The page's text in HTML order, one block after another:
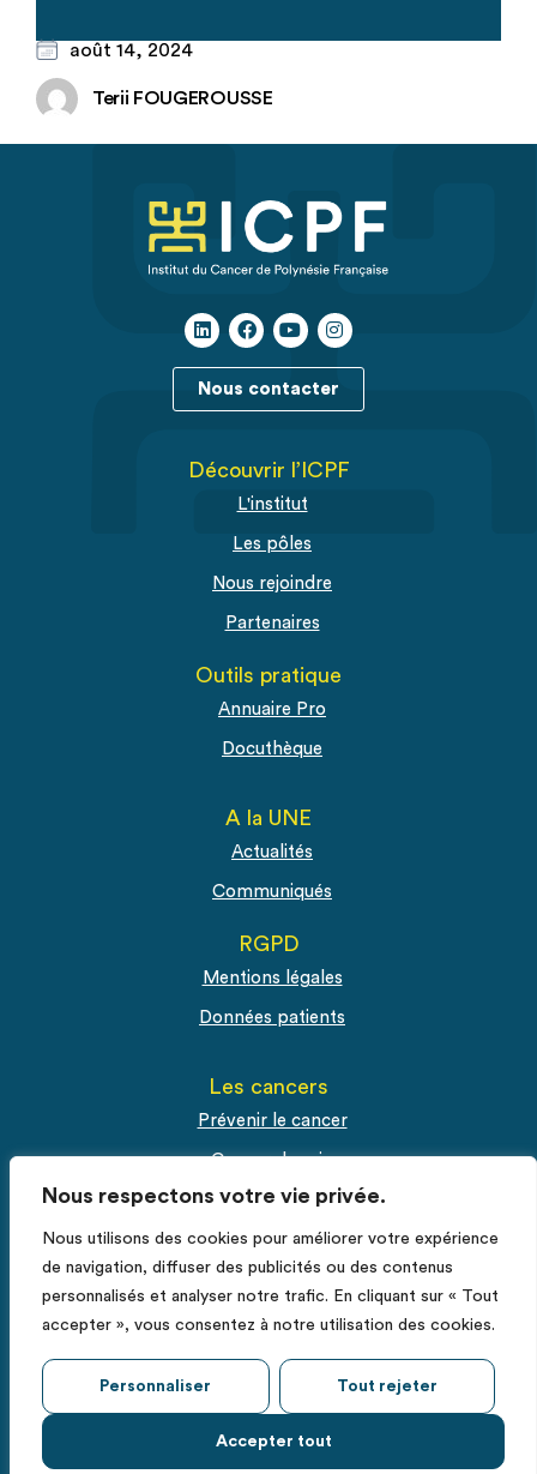
Nous respectons votre vie privée.
Nous utilisons des cookies pour améliorer votre expérience
de navigation, diffuser des publicités ou des contenus
personnalisés et analyser notre trafic. En cliquant sur « Tout
accepter », vous consentez à notre utilisation des cookies.
Personnaliser Tout rejeter
Accepter tout
août 14, 2024
Terii FOUGEROUSSE
Nous contacter
Découvrir l’ICPF
L'institut
Les pôles
Nous rejoindre
Partenaires
Outils pratique
Annuaire Pro
Docuthèque
A la UNE
Actualités
Communiqués
RGPD
Mentions légales
Données patients
Les cancers
Prévenir le cancer
Cancer du sein
Cancer du col de l'utérus
Cancer de la prostate
Espace Pro
Déclarer un cas de cancer